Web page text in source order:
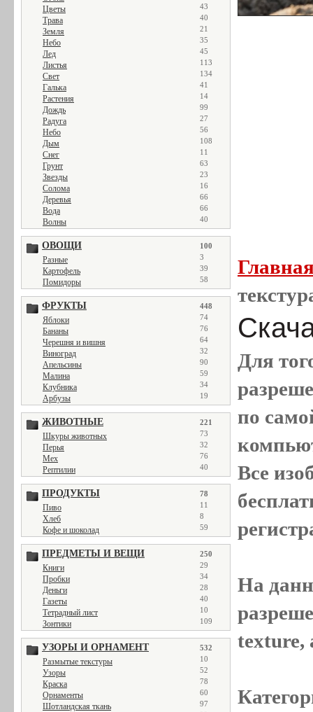
Цветы 43
Трава 40
Земля 21
Небо 35
Лед 45
Листья 113
Свет 134
Галька 41
Растения 14
Дождь 99
Радуга 27
Небо 56
Дым 108
Снег 11
Грунт 63
Звезды 23
Солома 16
Деревья 66
Вода 66
Волны 40
ОВОЩИ 100
Разные 3
Картофель 39
Помидоры 58
ФРУКТЫ 448
Яблоки 74
Бананы 76
Черешня и вишня 64
Виноград 32
Апельсины 90
Малина 59
Клубника 34
Арбузы 19
ЖИВОТНЫЕ 221
Шкуры животных 73
Перья 32
Мех 76
Рептилии 40
ПРОДУКТЫ 78
Пиво 11
Хлеб 8
Кофе и шоколад 59
ПРЕДМЕТЫ И ВЕЩИ 250
Книги 29
Пробки 34
Деньги 28
Газеты 40
Тетрадный лист 10
Зонтики 109
УЗОРЫ И ОРНАМЕНТ 532
Размытые текстуры 10
Узоры 52
Краска 78
Орнаменты 60
Шотландская ткань 97
Для
по
Все
На
texture,